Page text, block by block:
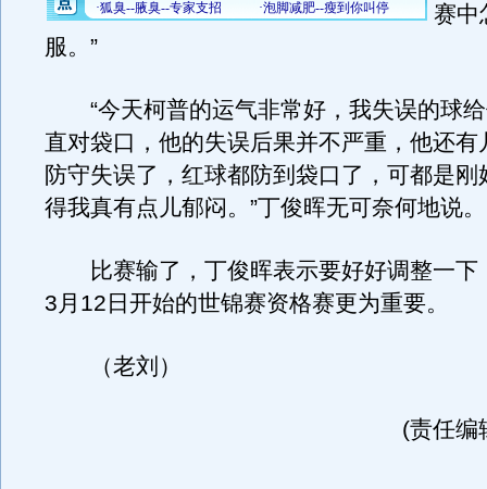
赛中
服。”
“今天柯普的运气非常好，我失误的球给
直对袋口，他的失误后果并不严重，他还有
防守失误了，红球都防到袋口了，可都是刚
得我真有点儿郁闷。”丁俊晖无可奈何地说。
比赛输了，丁俊晖表示要好好调整一下
3月12日开始的世锦赛资格赛更为重要。
（老刘）
(责任编